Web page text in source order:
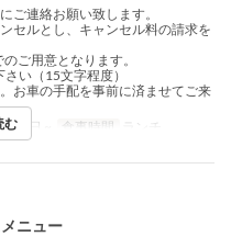
ご連絡お願い致します。
セルとし、キャンセル料の請求を
ご用意となります。
い（15文字程度）
お車の手配を事前に済ませてご来
19日 ~ 食事時間 ランチ
む
ニュー